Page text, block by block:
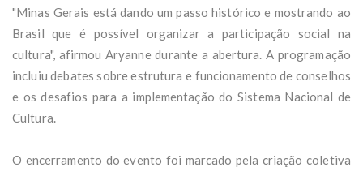
"Minas Gerais está dando um passo histórico e mostrando ao
Brasil que é possível organizar a participação social na
cultura", afirmou Aryanne durante a abertura. A programação
incluiu debates sobre estrutura e funcionamento de conselhos
e os desafios para a implementação do Sistema Nacional de
Cultura.
O encerramento do evento foi marcado pela criação coletiva